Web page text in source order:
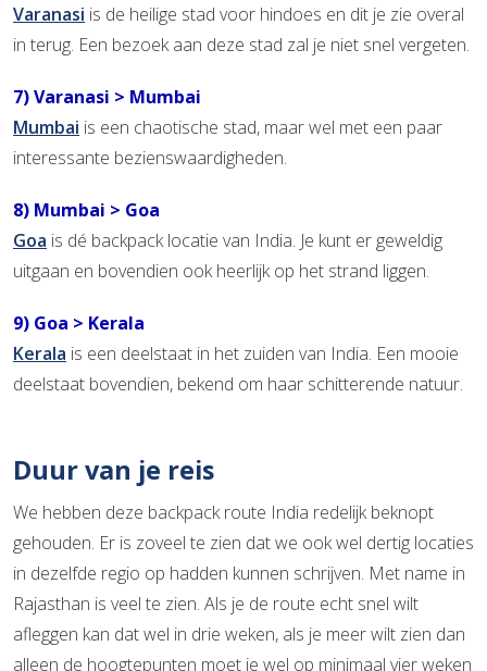
Varanasi is de heilige stad voor hindoes en dit je zie overal
in terug. Een bezoek aan deze stad zal je niet snel vergeten.
7) Varanasi > Mumbai
Mumbai is een chaotische stad, maar wel met een paar
interessante bezienswaardigheden.
8) Mumbai > Goa
Goa is dé backpack locatie van India. Je kunt er geweldig
uitgaan en bovendien ook heerlijk op het strand liggen.
9) Goa > Kerala
Kerala is een deelstaat in het zuiden van India. Een mooie
deelstaat bovendien, bekend om haar schitterende natuur.
Duur van je reis
We hebben deze backpack route India redelijk beknopt
gehouden. Er is zoveel te zien dat we ook wel dertig locaties
in dezelfde regio op hadden kunnen schrijven. Met name in
Rajasthan is veel te zien. Als je de route echt snel wilt
afleggen kan dat wel in drie weken, als je meer wilt zien dan
alleen de hoogtepunten moet je wel op minimaal vier weken